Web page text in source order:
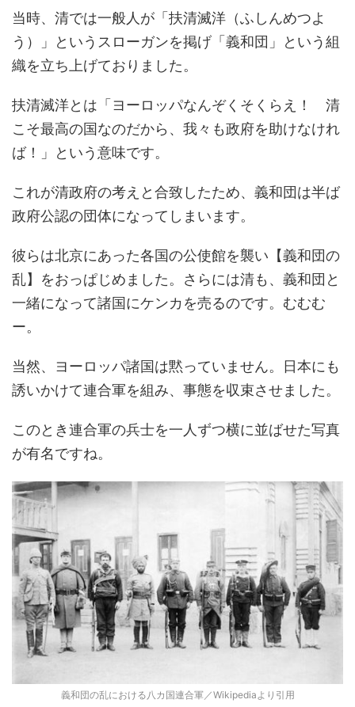
当時、清では一般人が「扶清滅洋（ふしんめつよ
う）」というスローガンを掲げ「義和団」という組
織を立ち上げておりました。
扶清滅洋とは「ヨーロッパなんぞくそくらえ！ 清
こそ最高の国なのだから、我々も政府を助けなけれ
ば！」という意味です。
これが清政府の考えと合致したため、義和団は半ば
政府公認の団体になってしまいます。
彼らは北京にあった各国の公使館を襲い【義和団の
乱】をおっぱじめました。さらには清も、義和団と
一緒になって諸国にケンカを売るのです。むむむ
ー。
当然、ヨーロッパ諸国は黙っていません。日本にも
誘いかけて連合軍を組み、事態を収束させました。
このとき連合軍の兵士を一人ずつ横に並ばせた写真
が有名ですね。
義和団の乱における八カ国連合軍／Wikipediaより引用